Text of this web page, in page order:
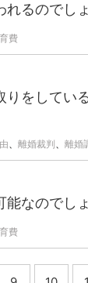
るのでし
費
りをしてい
、 離婚裁判、 離婚
なのでし
費